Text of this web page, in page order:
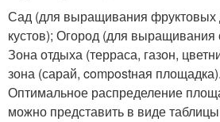
Сад (для выращивания фруктовых
кустов); Огород (для
Зона отдыха (терраса, газон,
зона (сарай, compostная площадка).
Оптимальное распределение
можно представить в виде